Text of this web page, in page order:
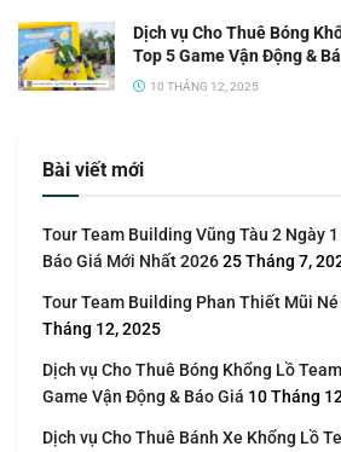
Dịch vụ Cho Thuê Bóng
Top 5 Game Vận Động &
10 THÁNG 12, 2025
Bài viết mới
Tour Team Building Vũng Tàu 2 Ngày
Báo Giá Mới Nhất 202625 Tháng 7,
Tour Team Building Phan Thiết Mũi
Tháng 12, 2025
Dịch vụ Cho Thuê Bóng Khổng Lồ
Game Vận Động & Báo Giá 10 Tháng
Dịch vụ Cho Thuê Bánh Xe Khổng Lồ